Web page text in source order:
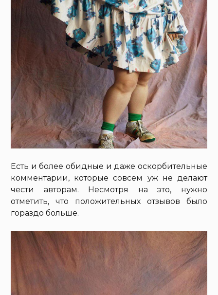
Есть и более обидные и даже оскорбительные
комментарии, которые совсем уж не делают
чести авторам. Несмотря на это, нужно
отметить, что положительных отзывов было
гораздо больше.